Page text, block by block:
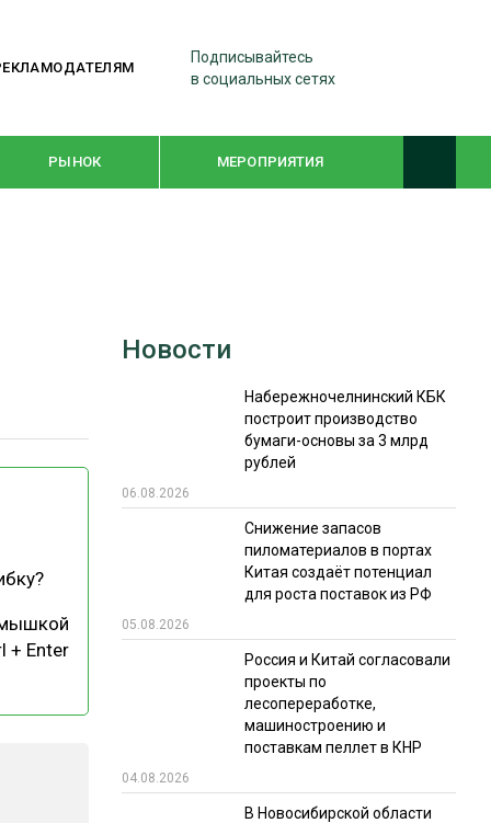
Подписывайтесь
в социальных сетях
РЫНОК МЕРОПРИЯТИЯ
WOODEX-2021
СУШКА ДРЕВЕСИНЫ
ИТОГИ МЕРОПРИЯТИЙ
+ Enter
Новости
Набережночелнинский КБК
построит производство
бумаги-основы за 3 млрд
рублей
06.08.2026
Снижение запасов
пиломатериалов в портах
Китая создаёт потенциал
для роста поставок из РФ
05.08.2026
Россия и Китай согласовали
проекты по
лесопереработке,
машиностроению и
поставкам пеллет в КНР
04.08.2026
В Новосибирской области